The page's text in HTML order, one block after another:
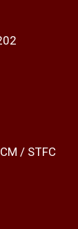
/ STFC